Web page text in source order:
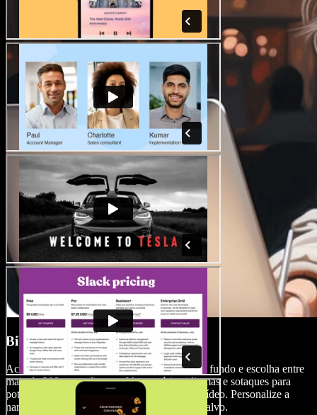
Biblioteca de Áudio
Acesse uma extensa biblioteca de músicas de fundo e escolha entre
mais de 200 narrações por IA em vários idiomas e sotaques para
potencializar o áudio dos seus anúncios em vídeo. Personalize a
narração para se conectar com o seu público-alvo.